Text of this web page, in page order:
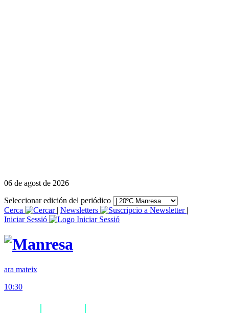
06 de agost de 2026
Seleccionar edición del periódico
Cerca
| Newsletters
|
Iniciar Sessió
ara mateix
10:30